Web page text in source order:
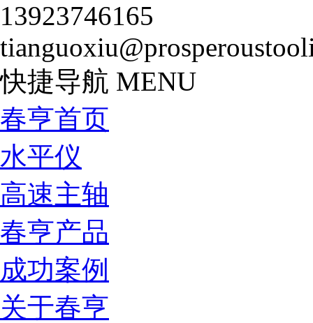
13923746165
快捷导航 MENU
春亨首页
水平仪
高速主轴
春亨产品
成功案例
关于春亨